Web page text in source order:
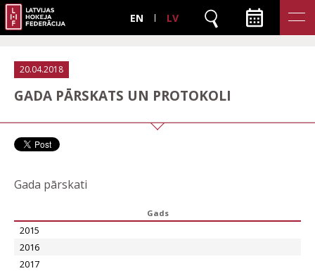
EN LV
20.04.2018
GADA PĀRSKATS UN PROTOKOLI
Gada pārskati
Gads
2015
2016
2017